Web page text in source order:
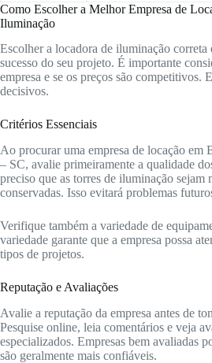
Como Escolher a Melhor Empresa de
Iluminação
Escolher a locadora de iluminação correta
sucesso do seu projeto. É importante
empresa e se os preços são competitivos.
decisivos.
Critérios Essenciais
Ao procurar uma empresa de locação em
– SC, avalie primeiramente a qualidade
preciso que as torres de iluminação sejam
conservadas. Isso evitará problemas
Verifique também a variedade de
variedade garante que a empresa possa
tipos de projetos.
Reputação e Avaliações
Avalie a reputação da empresa antes de
Pesquise online, leia comentários e veja
especializados. Empresas bem avaliadas
são geralmente mais confiáveis.